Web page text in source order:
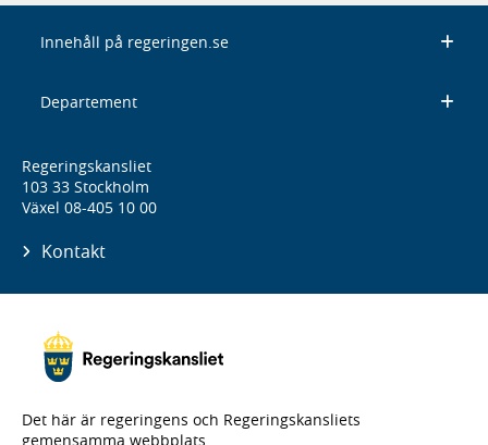
Innehåll på regeringen.se
Departement
Regeringskansliet
103 33 Stockholm
Växel 08-405 10 00
Kontakt
Det här är regeringens och Regeringskansliets
gemensamma webbplats.